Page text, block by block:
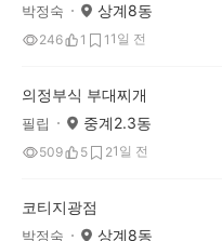
박정숙 상계8동
246 1 1 1일 전
의정부식 부대찌개
필립 중계2.3동
509 5 21일 전
코티지광점
박정숙 상계8동